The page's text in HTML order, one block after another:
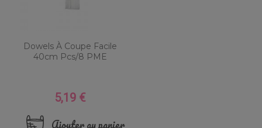
Dowels À Coupe Facile
40cm Pcs/8 PME
Prix
5,19 €
Ajouter au panier